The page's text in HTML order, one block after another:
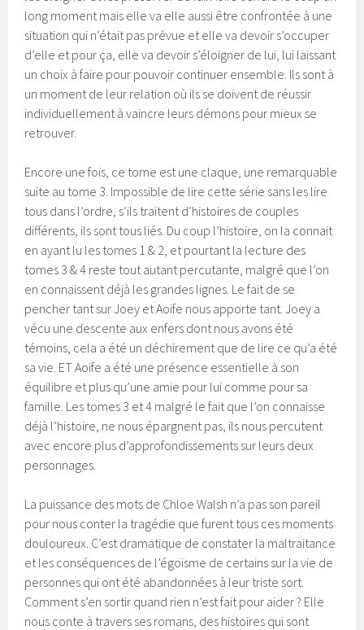
long moment mais elle va elle aussi être confrontée à une
situation qui n’était pas prévue et elle va devoir s’occuper
d’elle et pour ça, elle va devoir s’éloigner de lui, lui laissant
un choix à faire pour pouvoir continuer ensemble. Ils sont à
un moment de leur relation où ils se doivent de réussir
individuellement à vaincre leurs démons pour mieux se
retrouver.
Encore une fois, ce tome est une claque, une remarquable
suite au tome 3. Impossible de lire cette série sans les lire
tous dans l’ordre, s’ils traitent d’histoires de couples
différents, ils sont tous liés. Du coup l’histoire, on la connait
en ayant lu les tomes 1 & 2, et pourtant la lecture des
tomes 3 & 4 reste tout autant percutante, malgré que l’on
en connaissent déjà les grandes lignes. Le fait de se
pencher tant sur Joey et Aoife nous apporte tant. Joey a
vécu une descente aux enfers dont nous avons été
témoins, cela a été un déchirement que de lire ce qu’a été
sa vie. ET Aoife a été une présence essentielle à son
équilibre et plus qu’une amie pour lui comme pour sa
famille. Les tomes 3 et 4 malgré le fait que l’on connaisse
déjà l’histoire, ne nous épargnent pas, ils nous percutent
avec encore plus d’approfondissements sur leurs deux
personnages.
La puissance des mots de Chloe Walsh n’a pas son pareil
pour nous conter la tragédie que furent tous ces moments
douloureux. C’est dramatique de constater la maltraitance
et les conséquences de l’égoïsme de certains sur la vie de
personnes qui ont été abandonnées à leur triste sort.
Comment s’en sortir quand rien n’est fait pour aider ? Elle
nous conte à travers ses romans, des histoires qui sont